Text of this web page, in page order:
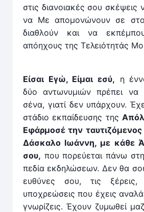
στις διανοιακές σου σκέψεις
να Με απο­μονώνουν σε
διαθλούν και να
απόηχους της ­Τε­λειότητάς
Είσαι Εγώ, Είμαι εσύ, η
δύο αν­τωνυ­μιών πρέπει να
σένα, γιατί δεν υπάρ­χουν.
στάδιο εκπαίδευσης της
Εφάρ­μοσέ την
Δάσκαλο Ιωάν­νη, με κάθε
σου, που πο­ρεύεται πάνω
πεδία ­εκδηλώσεων. Δεν θα
ευθύνες σου, τις
υποχρεώσεις που έχεις
γνωρίζεις. Έχουν ζυμωθεί